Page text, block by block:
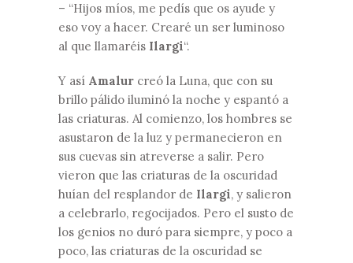
– “Hijos míos, me pedís que os ayude y
eso voy a hacer. Crearé un ser luminoso
al que llamaréis Ilargi“.
Y así Amalur creó la Luna, que con su
brillo pálido iluminó la noche y espantó a
las criaturas. Al comienzo, los hombres se
asustaron de la luz y permanecieron en
sus cuevas sin atreverse a salir. Pero
vieron que las criaturas de la oscuridad
huían del resplandor de Ilargi, y salieron
a celebrarlo, regocijados. Pero el susto de
los genios no duró para siempre, y poco a
poco, las criaturas de la oscuridad se